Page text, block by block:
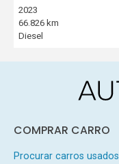
2023
66.826 km
Diesel
COMPRAR CARRO
Procurar carros usados